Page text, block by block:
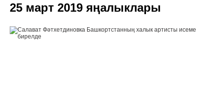
25 март 2019 яңалыклары